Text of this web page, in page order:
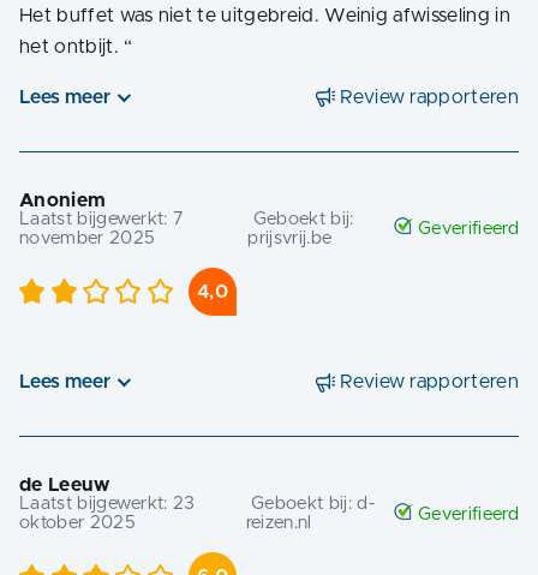
Het buffet was niet te uitgebreid. Weinig afwisseling in
het ontbijt. “
Lees meer Review rapporteren
Anoniem
Laatst bijgewerkt:7
november 2025
Geboekt bij:
prijsvrij.be
Geverifieerd
4,0
Lees meer Review rapporteren
de Leeuw
Laatst bijgewerkt:23
oktober 2025
Geboekt bij:d-
reizen.nl
Geverifieerd